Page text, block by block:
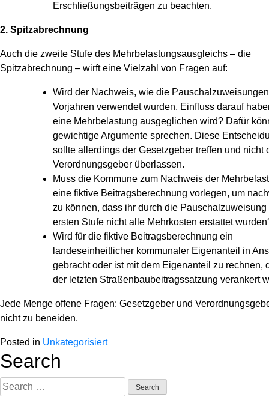
Erschließungsbeiträgen zu beachten.
2. Spitzabrechnung
Auch die zweite Stufe des Mehrbelastungsausgleichs – die
Spitzabrechnung – wirft eine Vielzahl von Fragen auf:
Wird der Nachweis, wie die
Vorjahren verwendet wurden, Einfluss darauf
eine Mehrbelastung ausgeglichen wird? Dafür
gewichtige Argumente sprechen. Diese
sollte allerdings der Gesetzgeber treffen und nicht
Verordnungsgeber überlassen.
Muss die Kommune zum Nachweis der
eine fiktive Beitragsberechnung vorlegen, um
zu können, dass ihr durch die Pauschalzuweisung
ersten Stufe nicht alle Mehrkosten erstattet
Wird für die fiktive Beitragsberechnung ein
landeseinheitlicher kommunaler Eigenanteil in
gebracht oder ist mit dem Eigenanteil zu rechnen,
der letzten Straßenbaubeitragssatzung verankert
Jede Menge offene Fragen: Gesetzgeber und
nicht zu beneiden.
Posted in Unkategorisiert
Search
Search
for: